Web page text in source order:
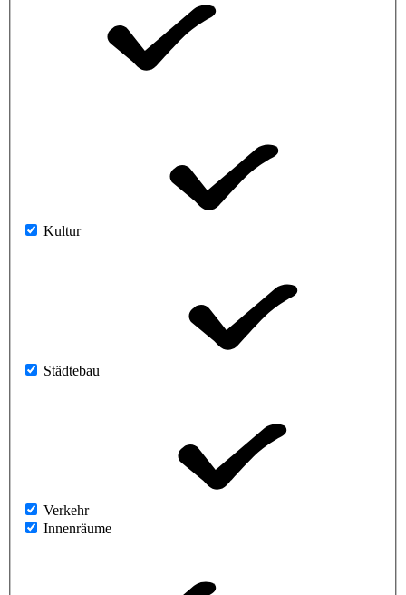
Kultur
Städtebau
Verkehr
Innenräume